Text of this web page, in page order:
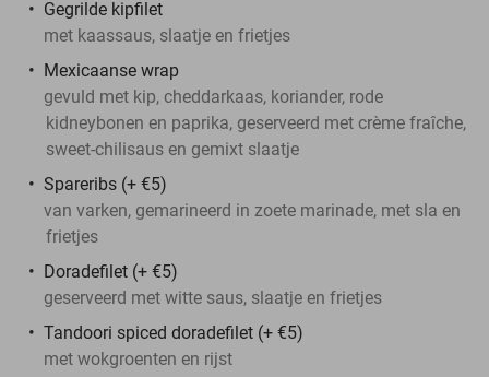
Gegrilde kipfilet
met kaassaus, slaatje en frietjes
Mexicaanse wrap
gevuld met kip, cheddarkaas, koriander, rode
kidneybonen en paprika, geserveerd met crème fraîche,
sweet-chilisaus en gemixt slaatje
Spareribs (+ €5)
van varken, gemarineerd in zoete marinade, met sla en
frietjes
Doradefilet (+ €5)
geserveerd met witte saus, slaatje en frietjes
Tandoori spiced doradefilet (+ €5)
met wokgroenten en rijst